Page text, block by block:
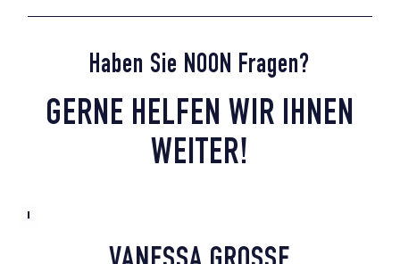
Haben Sie NOON Fragen?
GERNE HELFEN WIR IHNEN
WEITER!